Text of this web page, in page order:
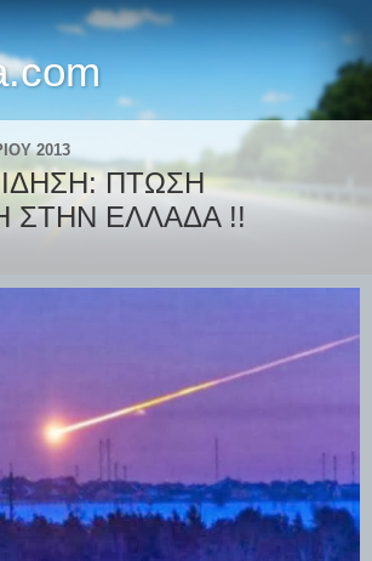
2013
ΠΤΩΣΗ
ΣΤΗΝ ΕΛΛΑΔΑ !!